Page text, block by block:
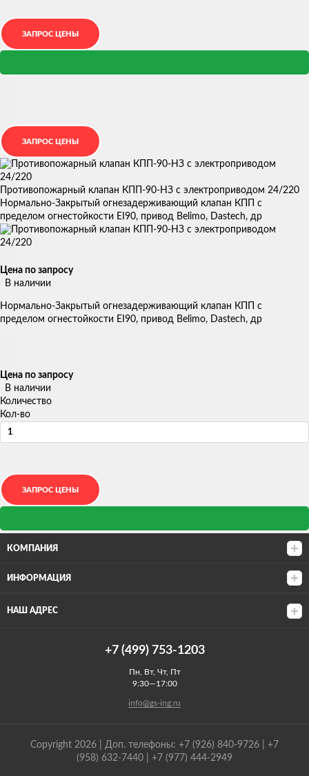
Противопожарный клапан КПП-90-НЗ с электроприводом 24/220
Нормально-Закрытый огнезадерживающий клапан КПП с
пределом огнестойкости EI90, привод Belimo, Dastech, др
Цена по запросу
В наличии
Нормально-Закрытый огнезадерживающий клапан КПП с
пределом огнестойкости EI90, привод Belimo, Dastech, др
Цена по запросу
В наличии
Количество
Кол-во
КОМПАНИЯ
ИНФОРМАЦИЯ
НАШ АДРЕС
+7 (499) 753-1203
Пн, Вт, Чт, Пт
9:30—17:00
info@gs-ing.ru
Copyright 2026 | Доп. телефоны: +7 (926) 840-9726 | +7
(958) 632-7440 | +7 (977) 444-2949